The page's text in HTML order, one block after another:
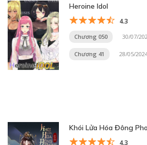
Heroine Idol
4.3
Chương 050 30/07/
Chương 41 28/05/
Khói Lửa Hóa Đông
4.3